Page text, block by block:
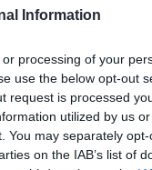
Information
processing of your
use the below opt-out
request is processed
utilized by us
You may separately
on the IAB’s list of